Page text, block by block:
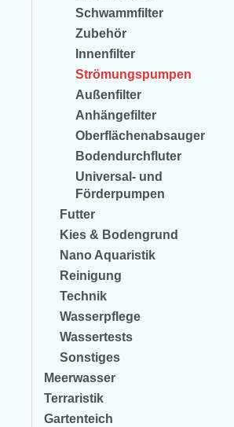
Schwammfilter
Zubehör
Innenfilter
Strömungspumpen
Außenfilter
Anhängefilter
Oberflächenabsauger
Bodendurchfluter
Universal- und
Förderpumpen
Futter
Kies & Bodengrund
Nano Aquaristik
Reinigung
Technik
Wasserpflege
Wassertests
Sonstiges
Meerwasser
Terraristik
Gartenteich